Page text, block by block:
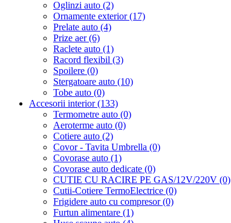
Oglinzi auto (2)
Ornamente exterior (17)
Prelate auto (4)
Prize aer (6)
Raclete auto (1)
Racord flexibil (3)
Spoilere (0)
Stergatoare auto (10)
Tobe auto (0)
Accesorii interior (133)
Termometre auto (0)
Aeroterme auto (0)
Cotiere auto (2)
Covor - Tavita Umbrella (0)
Covorase auto (1)
Covorase auto dedicate (0)
CUTIE CU RACIRE PE GAS/12V/220V (0)
Cutii-Cotiere TermoElectrice (0)
Frigidere auto cu compresor (0)
Furtun alimentare (1)